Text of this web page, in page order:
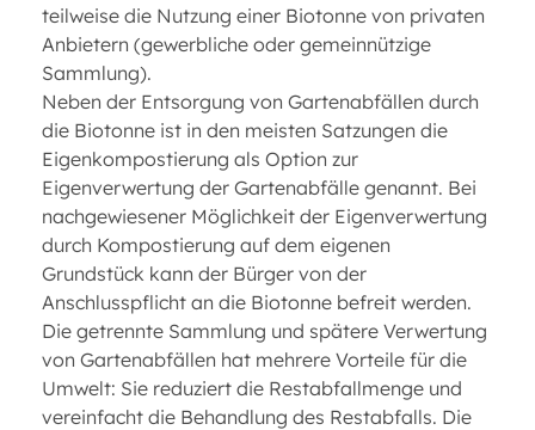
teilweise die Nutzung einer Biotonne von privaten
Anbietern (gewerbliche oder gemeinnützige
Sammlung).
Neben der Entsorgung von Gartenabfällen durch
die Biotonne ist in den meisten Satzungen die
Eigenkompostierung als Option zur
Eigenverwertung der Gartenabfälle genannt. Bei
nachgewiesener Möglichkeit der Eigenverwertung
durch Kompostierung auf dem eigenen
Grundstück kann der Bürger von der
Anschlusspflicht an die Biotonne befreit werden.
Die getrennte Sammlung und spätere Verwertung
von Gartenabfällen hat mehrere Vorteile für die
Umwelt: Sie reduziert die Restabfallmenge und
vereinfacht die Behandlung des Restabfalls. Die